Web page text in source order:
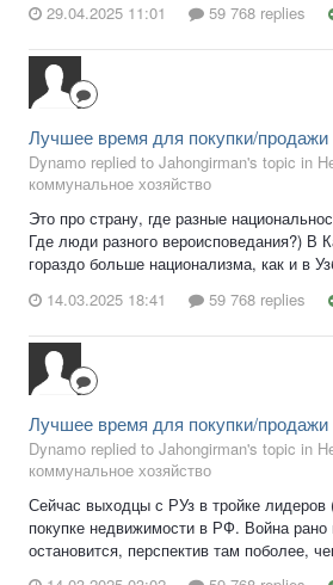
29.04.2025 11:01
59 768 replies
Лучшее время для покупки/продажи
Dynamo replied to Jahongirman's topic in
коммунальное хозяйство
Это про страну, где разные
Где люди разного вероисповедания?) В
гораздо больше национализма, как и в
14.03.2025 18:41
59 768 replies
Лучшее время для покупки/продажи
Dynamo replied to Jahongirman's topic in
коммунальное хозяйство
Сейчас выходцы с РУз в тройке лидеров
покупке недвижимости в РФ. Война рано
остановится, перспектив там поболее,